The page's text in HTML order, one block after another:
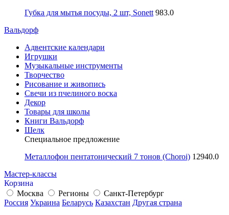
Губка для мытья посуды, 2 шт, Sonett 983.0
Вальдорф
Адвентские календари
Игрушки
Музыкальные инструменты
Творчество
Рисование и живопись
Свечи из пчелиного воска
Декор
Товары для школы
Книги Вальдорф
Шелк
Специальное предложение
Металлофон пентатонический 7 тонов (Choroi) 12940.0
Мастер-классы
Корзина
Москва
Регионы
Санкт-Петербург
Россия Украина Беларусь Казахстан Другая страна